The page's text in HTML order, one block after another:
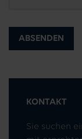
ABSENDEN
KONTAKT
Sie suchen